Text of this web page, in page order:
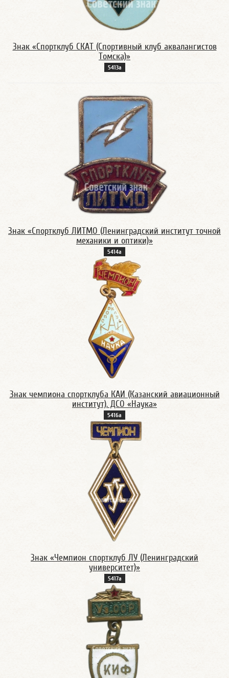
Знак «Спортклуб СКАТ (Спортивный клуб аквалангистов
Томска)»
5413а
Знак «Спортклуб ЛИТМО (Ленинградский институт точной
механики и оптики)»
5414а
Знак чемпиона спортклуба КАИ (Казанский авиационный
институт). ДСО «Наука»
5416а
Знак «Чемпион спортклуб ЛУ (Ленинградский
университет)»
5417а